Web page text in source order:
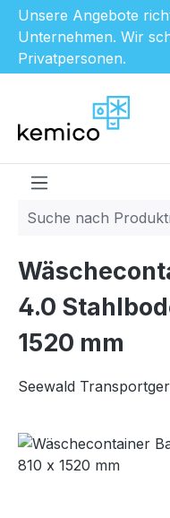
Unsere Angebote
Unternehmen. Wir
Privatpersonen.
Zum Hauptinhalt
4.0
1520 mm
Seewald
Bildergalerie